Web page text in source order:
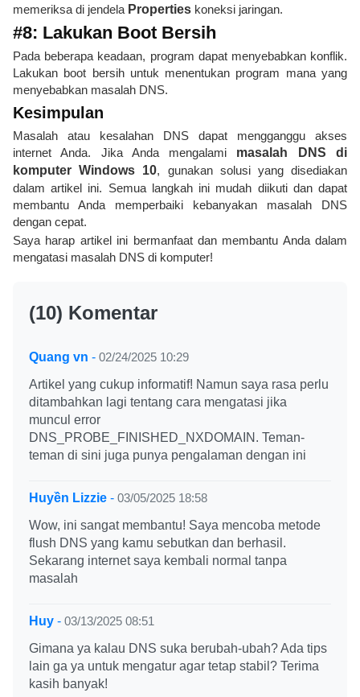
memeriksa di jendela Properties koneksi jaringan.
#8: Lakukan Boot Bersih
Pada beberapa keadaan, program dapat menyebabkan konflik.
Lakukan boot bersih untuk menentukan program mana yang
menyebabkan masalah DNS.
Kesimpulan
Masalah atau kesalahan DNS dapat mengganggu akses
internet Anda. Jika Anda mengalami masalah DNS di
komputer Windows 10, gunakan solusi yang disediakan
dalam artikel ini. Semua langkah ini mudah diikuti dan dapat
membantu Anda memperbaiki kebanyakan masalah DNS
dengan cepat.
Saya harap artikel ini bermanfaat dan membantu Anda dalam
mengatasi masalah DNS di komputer!
(10) Komentar
Quang vn - 02/24/2025 10:29
Artikel yang cukup informatif! Namun saya rasa perlu
ditambahkan lagi tentang cara mengatasi jika
muncul error
DNS_PROBE_FINISHED_NXDOMAIN. Teman-
teman di sini juga punya pengalaman dengan ini
Huyền Lizzie - 03/05/2025 18:58
Wow, ini sangat membantu! Saya mencoba metode
flush DNS yang kamu sebutkan dan berhasil.
Sekarang internet saya kembali normal tanpa
masalah
Huy - 03/13/2025 08:51
Gimana ya kalau DNS suka berubah-ubah? Ada tips
lain ga ya untuk mengatur agar tetap stabil? Terima
kasih banyak!